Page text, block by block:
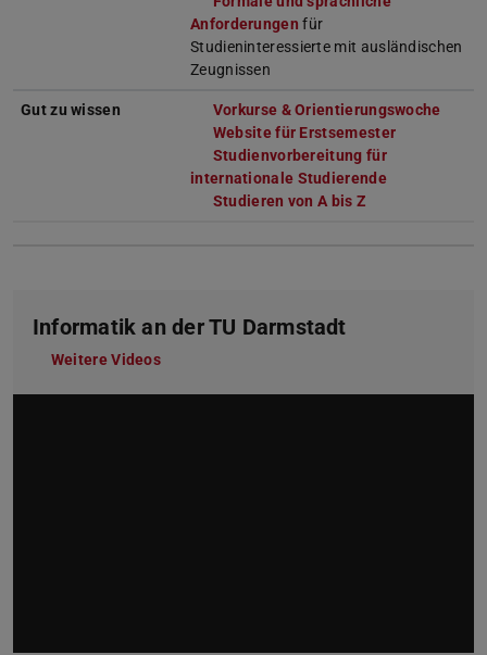
Anforderungen für
Studieninteressierte mit ausländischen
Zeugnissen
Gut zu wissen
Vorkurse & Orientierungswoche
Website für Erstsemester
Studienvorbereitung für
internationale Studierende
Studieren von A bis Z
Informatik an der TU Darmstadt
Weitere Videos